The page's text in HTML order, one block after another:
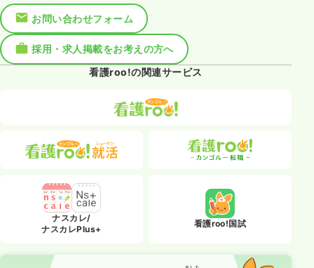
お問い合わせフォーム
採用・求人掲載をお考えの方へ
看護roo!の関連サービス
ナスカレ/
ナスカレPlus+
看護roo!国試